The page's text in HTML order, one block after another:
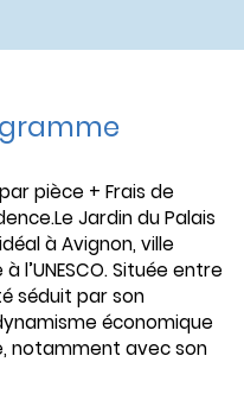
pièce + Frais de
Jardin du Palais
à Avignon, ville
l’UNESCO. Située entre
séduit par son
économique
notamment avec son